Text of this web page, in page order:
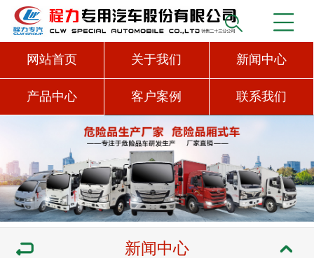
网站首页 关于我们 新闻中心
产品中心 客户案例 联系我们
新闻中心